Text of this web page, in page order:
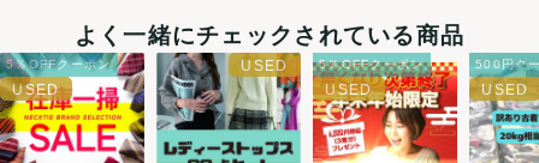
い致します。対応できることがあれば、誠意をもって対応致
します。
よく一緒にチェックされている商品
5％OFFクーポン 5％OFFクーポン 500円ク